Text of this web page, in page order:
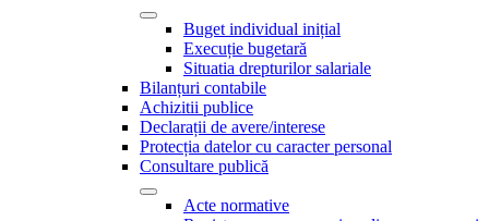
Buget individual inițial
Execuție bugetară
Situatia drepturilor salariale
Bilanțuri contabile
Achizitii publice
Declarații de avere/interese
Protecția datelor cu caracter personal
Consultare publică
Acte normative